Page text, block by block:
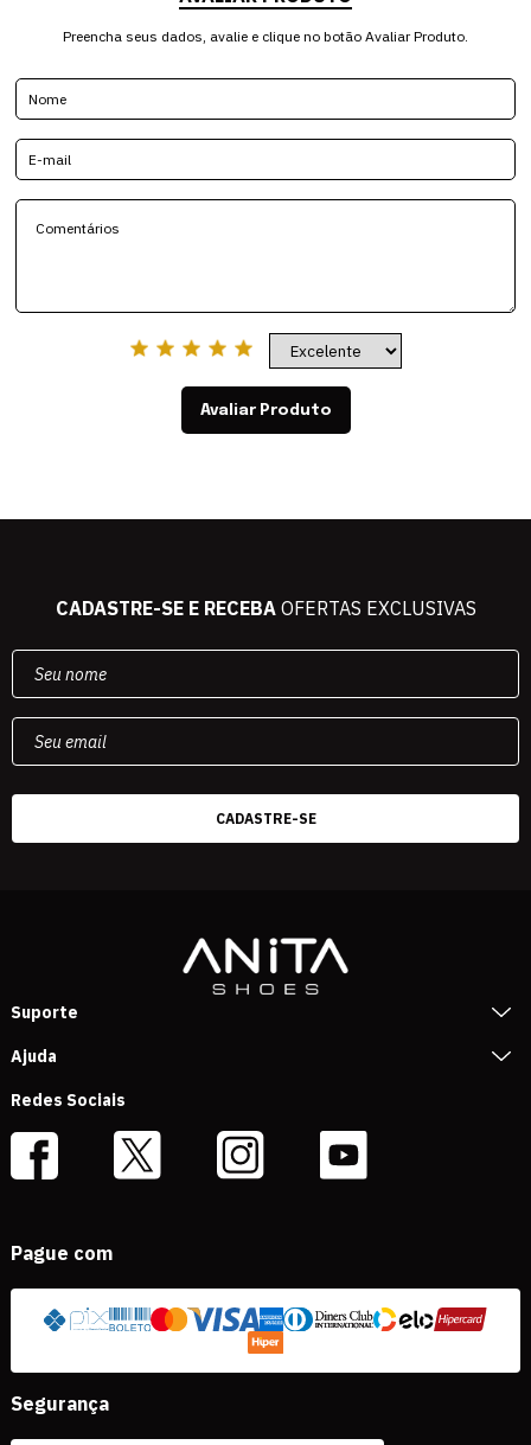
Preencha seus dados, avalie e clique no botão Avaliar Produto.
Avaliar Produto
CADASTRE-SE E RECEBAOFERTAS EXCLUSIVAS
Suporte
Ajuda
Redes Sociais
Pague com
Segurança